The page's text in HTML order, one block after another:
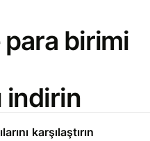
birimi
indirin
karşılaştırın